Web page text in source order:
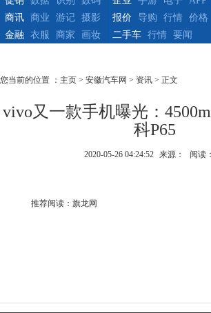
商讯
商业 游记
摄影
金融
衣服 商家 画妆
报价 导购 行情
价格
二手车
行情 要闻
您当前的位置 ： 主页 > 安徽汽车网 > 资讯 > 正文
vivo又一款手机曝光：
科P65
2020-05-26 04:24:52 来源： 阅读
推荐阅读： 旗龙网